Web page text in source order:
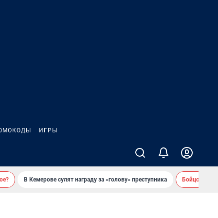
ИГРЫ
В Кемерове сулят награду за «голову» преступника Бойцовский